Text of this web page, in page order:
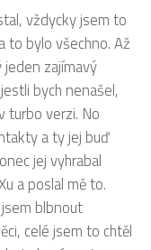
vždycky jsem to
to bylo všechno. Až
zajímavý
bych nenašel,
turbo verzi. No
a ty jej buď
jej vyhrabal
a poslal mě to.
blbnout
celé jsem to chtěl